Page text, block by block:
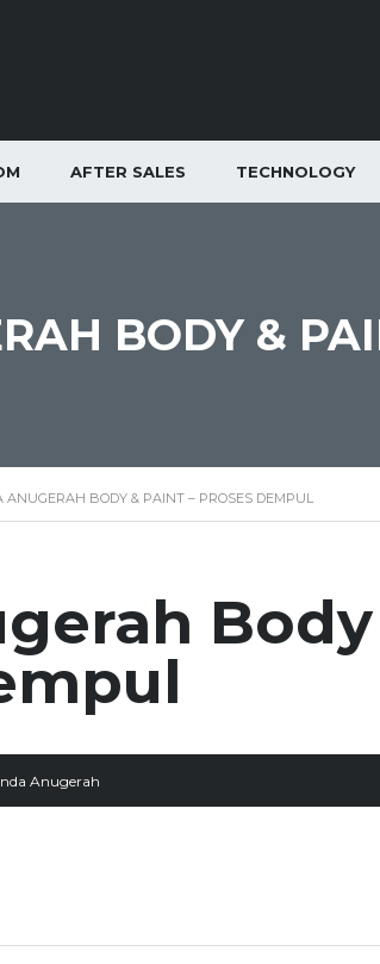
AFTER SALES TECHNOLOGY
BODY &
ANUGERAH BODY & PAINT – PROSES DEMPUL
Anugerah